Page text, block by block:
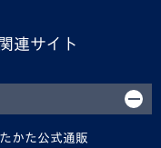
連サイト
かた公式通販